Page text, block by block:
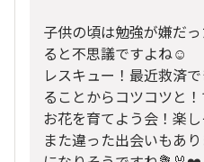
子供の頃は勉強が嫌だ
ると不思議ですよね☺️
レスキュー！最近救済
ることからコツコツと
お花を育てよう会！楽
また違った出会いもあ